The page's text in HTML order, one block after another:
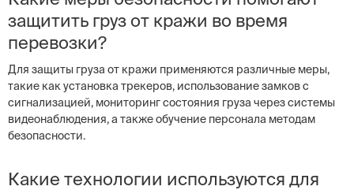
защитить груз от кражи во время
перевозки?
Для защиты груза от кражи применяются различные меры,
такие как установка трекеров, использование замков с
сигнализацией, мониторинг состояния груза через системы
видеонаблюдения, а также обучение персонала методам
безопасности.
Какие технологии используются для